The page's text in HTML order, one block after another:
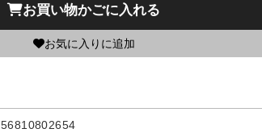
お買い物かごに入れる
お気に入りに追加